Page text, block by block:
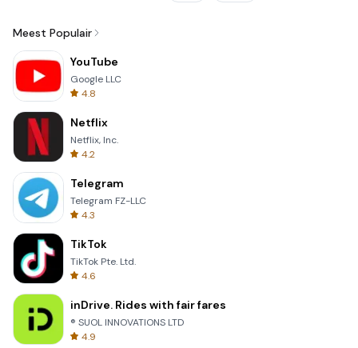
Meest Populair
YouTube
Google LLC
4.8
Netflix
Netflix, Inc.
4.2
Telegram
Telegram FZ-LLC
4.3
TikTok
TikTok Pte. Ltd.
4.6
inDrive. Rides with fair fares
® SUOL INNOVATIONS LTD
4.9